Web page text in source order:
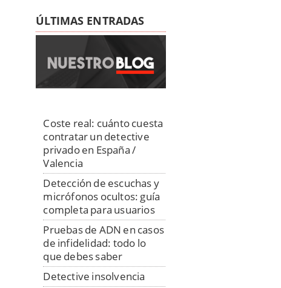
ÚLTIMAS ENTRADAS
Coste real: cuánto cuesta
contratar un detective
privado en España /
Valencia
Detección de escuchas y
micrófonos ocultos: guía
completa para usuarios
Pruebas de ADN en casos
de infidelidad: todo lo
que debes saber
Detective insolvencia